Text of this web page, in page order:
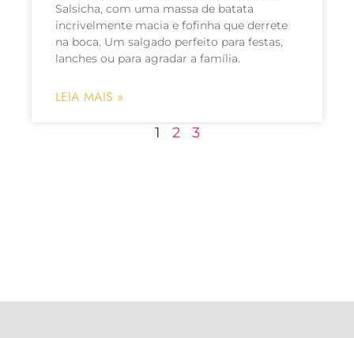
Salsicha, com uma massa de batata
incrivelmente macia e fofinha que derrete
na boca. Um salgado perfeito para festas,
lanches ou para agradar a família.
LEIA MAIS »
1 2 3